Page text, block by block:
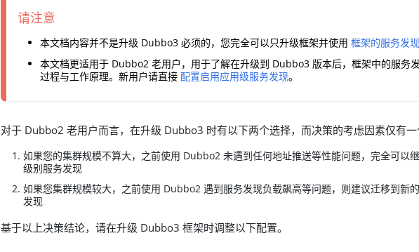
请注意
本文档内容并不是升级 Dubbo3 必须的，您完全可以只升级框架并使用 框架的服务发
本文档更适用于 Dubbo2 老用户，用于了解在升级到 Dubbo3 版本后，框架中的服务
过程与工作原理。新用户请直接 配置启用应用级服务发现。
对于 Dubbo2 老用户而言，在升级 Dubbo3 时有以下两个选择，而决策的考虑因素仅有一
如果您的集群规模不算大，之前使用 Dubbo2 未遇到任何地址推送等性能问题，完全可以
级别服务发现
如果您集群规模较大，之前使用 Dubbo2 遇到服务发现负载飙高等问题，则建议迁移到新
发现
基于以上决策结论，请在升级 Dubbo3 框架时调整以下配置。